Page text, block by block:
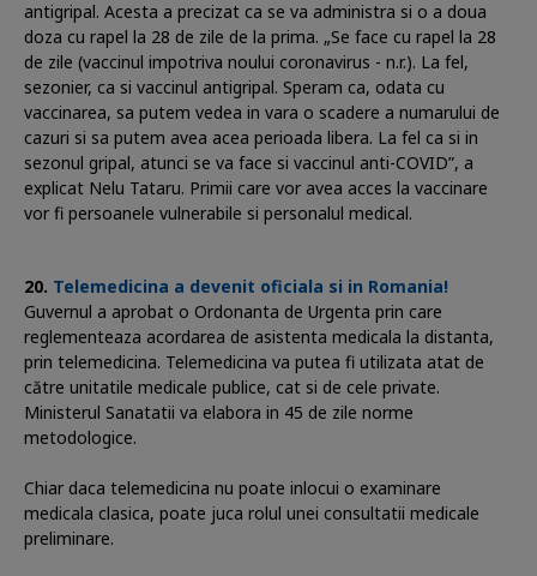
antigripal. Acesta a precizat ca se va administra si o a doua
doza cu rapel la 28 de zile de la prima. „Se face cu rapel la 28
de zile (vaccinul impotriva noului coronavirus - n.r.). La fel,
sezonier, ca si vaccinul antigripal. Speram ca, odata cu
vaccinarea, sa putem vedea in vara o scadere a numarului de
cazuri si sa putem avea acea perioada libera. La fel ca si in
sezonul gripal, atunci se va face si vaccinul anti-COVID”, a
explicat Nelu Tataru. Primii care vor avea acces la vaccinare
vor fi persoanele vulnerabile si personalul medical.
Telemedicina a devenit oficiala si in Romania!
Guvernul a aprobat o Ordonanta de Urgenta prin care
reglementeaza acordarea de asistenta medicala la distanta,
prin telemedicina. Telemedicina va putea fi utilizata atat de
către unitatile medicale publice, cat si de cele private.
Ministerul Sanatatii va elabora in 45 de zile norme
metodologice.
Chiar daca telemedicina nu poate inlocui o examinare
medicala clasica, poate juca rolul unei consultatii medicale
preliminare.